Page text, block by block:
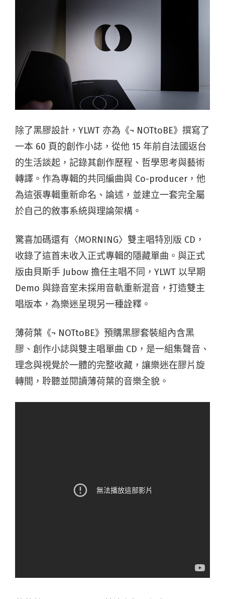
除了黑膠設計，YLWT 亦為《¬ NOTtoBE》撰寫了
一本 60 頁的創作小誌，從他 15 年前自法國返台
的生活談起，記錄其創作歷程、哲學思考與藝術
轉譯。作為專輯的共同編曲與 Co-producer，他
為這張專輯重新命名、論述，並建立一套完全屬
於自己的敘事系統與理論架構。
驚喜加碼還有〈MORNING〉雙主唱特別版 CD，
收錄了這首未收入正式專輯的隱藏單曲。與正式
版由貝斯手 Jubow 擔任主唱不同，YLWT 以早期
Demo 與錄音室未採用音軌重新混音，打造雙主
唱版本，為樂迷呈現另一種詮釋。
薄荷葉《¬ NOTtoBE》預購黑膠套裝組內含黑
膠、創作小誌與雙主唱單曲 CD，是一組集聲音、
理念與視覺於一體的完整收藏，讓樂迷在膠片旋
轉間，聆聽並閱讀薄荷葉的音樂全貌。